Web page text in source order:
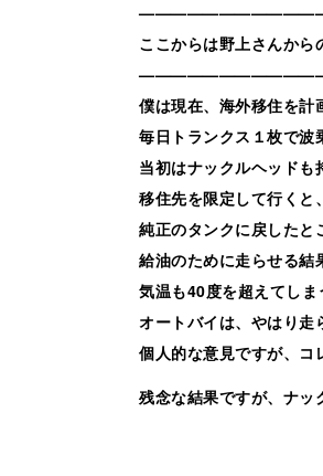
ここからは野上さんから
僕は現在、海外移住を計
毎日トランクス１枚で波
当初はナックルヘッドも
移住先を限定して行くと
純正のタンクに戻したと
給油のために走らせる結
気温も40度を超えてしま
オートバイは、やはり走
個人的な意見ですが、コ
残念な結果ですが、ナッ